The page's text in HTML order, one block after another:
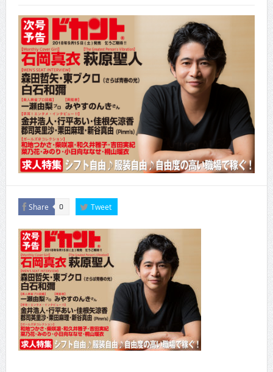
CINEMA×STYLE 288号
CINEMA×STYLE 287号
CINEMA×STYLE 286号
CINEMA×STYLE 285号
CINEMA×STYLE 294号
Share 0 Tweet